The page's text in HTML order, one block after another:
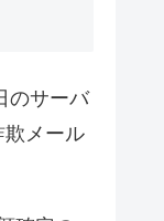
のサーバ
メール